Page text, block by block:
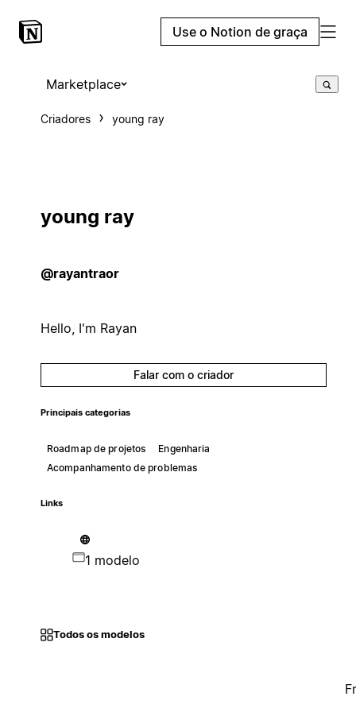
Use o Notion de graça
Marketplace
Criadores young ray
young ray
@rayantraor
Hello, I'm Rayan
Falar com o criador
Principais categorias
Roadmap de projetos
Engenharia
Acompanhamento de problemas
Links
1 modelo
Todos os modelos